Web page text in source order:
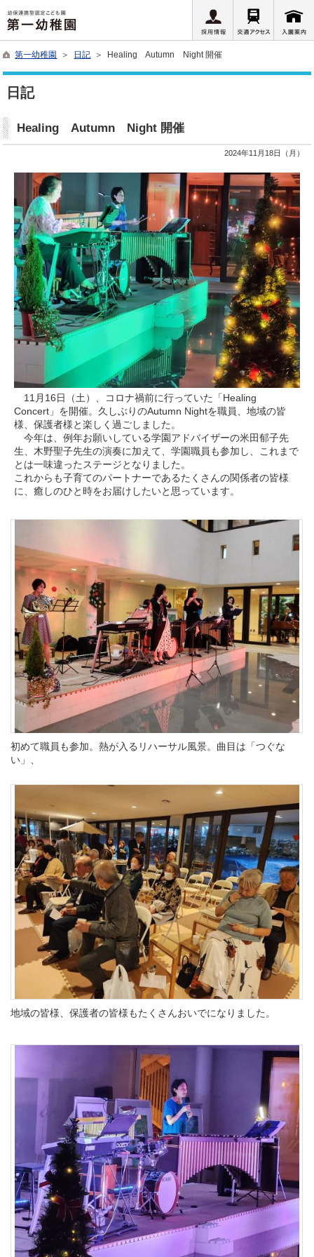
第一幼稚園 ＞ 日記 ＞ Healing Autumn Night 開催
日記
Healing Autumn Night 開催
2024年11月18日（月）
11月16日（土）、コロナ禍前に行っていた「Healing
Concert」を開催。久しぶりのAutumn Nightを職員、地域の皆
様、保護者様と楽しく過ごしました。
今年は、例年お願いしている学園アドバイザーの米田郁子先
生、木野聖子先生の演奏に加えて、学園職員も参加し、これまで
とは一味違ったステージとなりました。
これからも子育てのパートナーであるたくさんの関係者の皆様
に、癒しのひと時をお届けしたいと思っています。
初めて職員も参加。熱が入るリハーサル風景。曲目は「つぐな
い」、
地域の皆様、保護者の皆様もたくさんおいでになりました。